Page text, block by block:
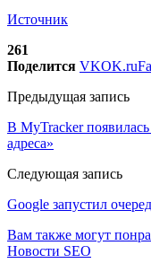
Источник
261
Поделится VKOK.ru
Предыдущая запись
В MyTracker
адреса»
Следующая запись
Google запустил
Вам также могут
Новости SEO